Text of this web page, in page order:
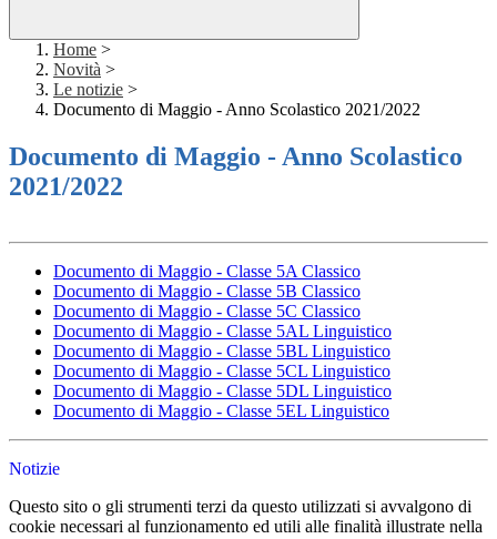
Home >
Novità >
Le notizie >
Documento di Maggio - Anno Scolastico 2021/2022
Documento di Maggio - Anno Scolastico
2021/2022
Documento di Maggio - Classe 5A Classico
Documento di Maggio - Classe 5B Classico
Documento di Maggio - Classe 5C Classico
Documento di Maggio - Classe 5AL Linguistico
Documento di Maggio - Classe 5BL Linguistico
Documento di Maggio - Classe 5CL Linguistico
Documento di Maggio - Classe 5DL Linguistico
Documento di Maggio - Classe 5EL Linguistico
Notizie
Questo sito o gli strumenti terzi da questo utilizzati si avvalgono di
cookie necessari al funzionamento ed utili alle finalità illustrate nella